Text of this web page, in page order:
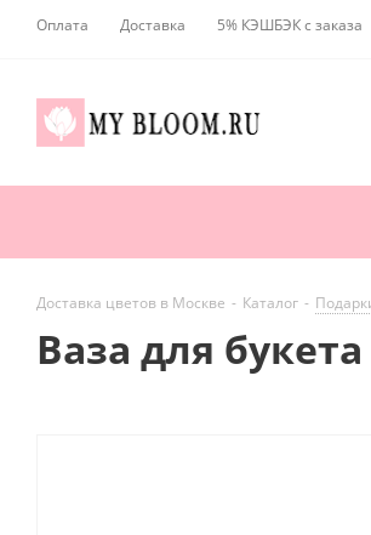
Оплата Доставка 5% КЭШБЭК с заказа
Доставка цветов в Москве - Каталог -
Ваза для